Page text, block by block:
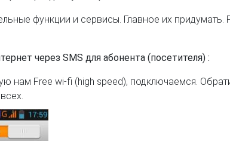
функции и сервисы. Главное их придумать.
через SMS для абонента (посетителя) :
нам Free wi-fi (high speed), подключаемся.